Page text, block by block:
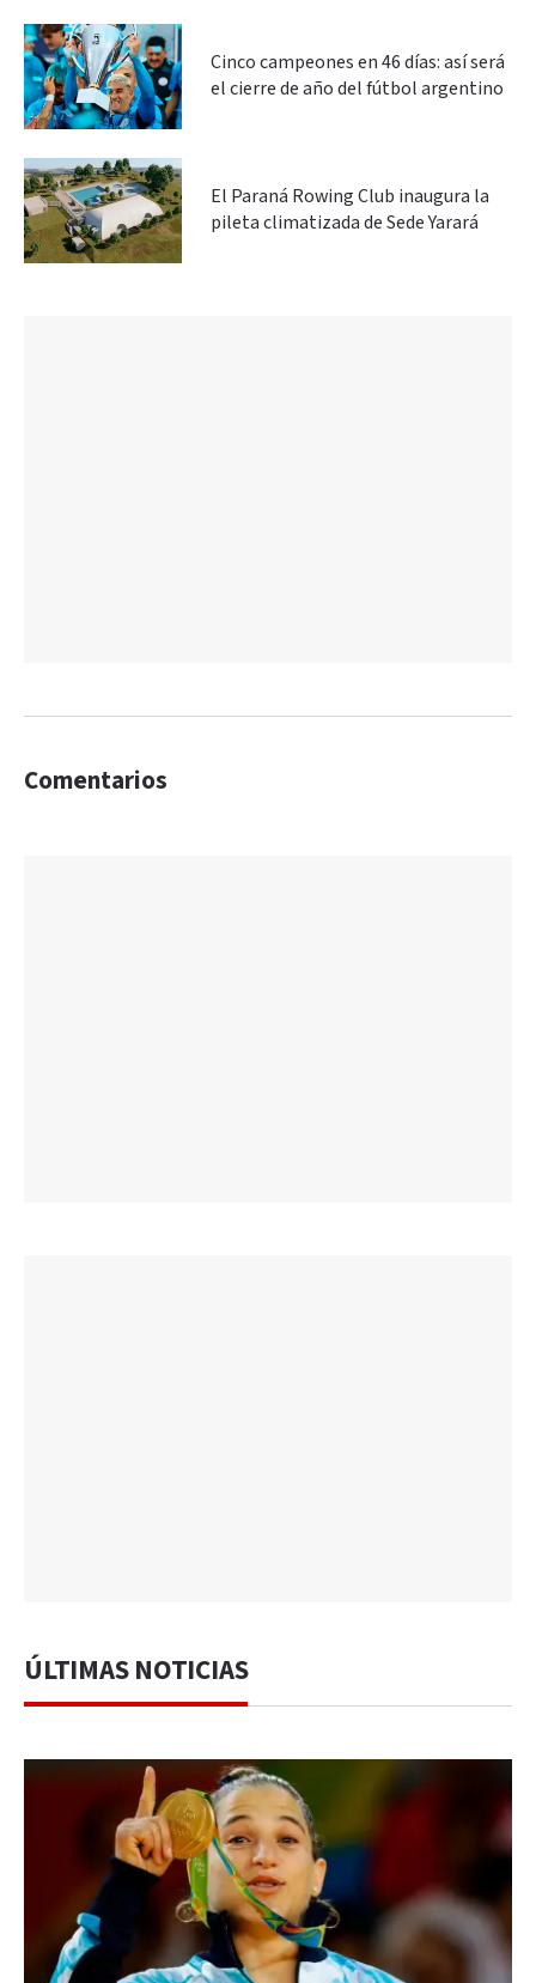
Cinco campeones en 46 días: así será
el cierre de año del fútbol argentino
El Paraná Rowing Club inaugura la
pileta climatizada de Sede Yarará
Comentarios
ÚLTIMAS NOTICIAS